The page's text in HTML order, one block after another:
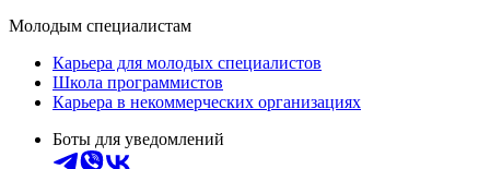
Молодым специалистам
Карьера для молодых специалистов
Школа программистов
Карьера в некоммерческих организациях
Боты для уведомлений